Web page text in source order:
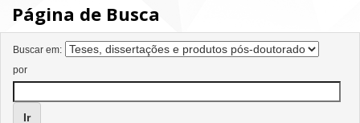
Página de Busca
Buscar em:
por